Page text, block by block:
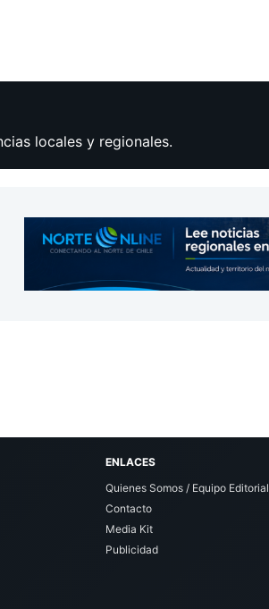
locales y regionales.
ENLACES
Quienes Somos / Equipo Editorial
Contacto
Media Kit
Publicidad